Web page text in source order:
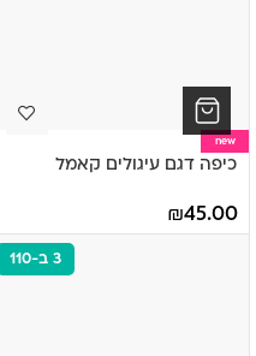
new
כיפה דגם עיגולים קאמל
45.00
₪
3 ב-110